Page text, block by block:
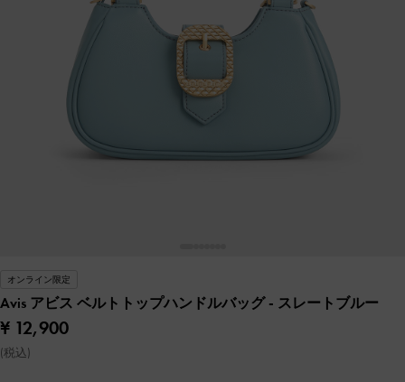
オンライン限定
Avis アビス ベルトトップハンドルバッグ- スレートブルー
¥ 12,900
(税込)